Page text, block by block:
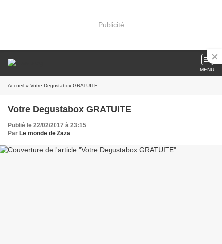
Publicité
MENU
Accueil » Votre Degustabox GRATUITE
Votre Degustabox GRATUITE
Publié le 22/02/2017 à 23:15
Par Le monde de Zaza